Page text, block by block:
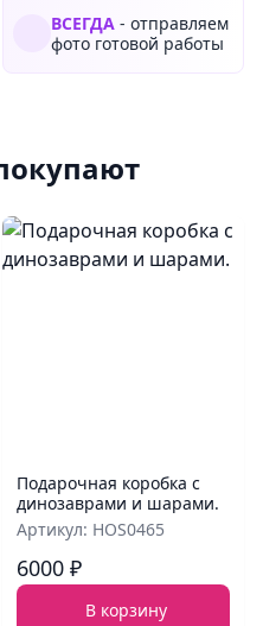
ВСЕГДА - отправляем
фото готовой работы
Подарочная коробка с
динозаврами и шарами.
Артикул: HOS0465
6000 ₽
В корзину